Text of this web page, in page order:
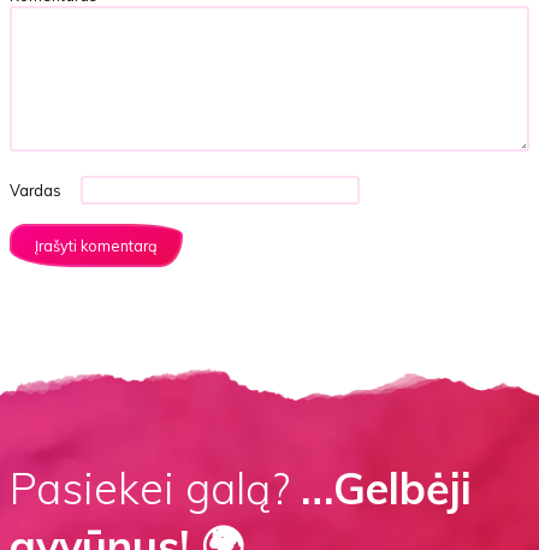
Vardas
Pasiekei galą? …Gelbėji